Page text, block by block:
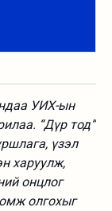
УИХ-ын
“Дүр тод”
үзэл
харуулж,
онцлог
олгохыг